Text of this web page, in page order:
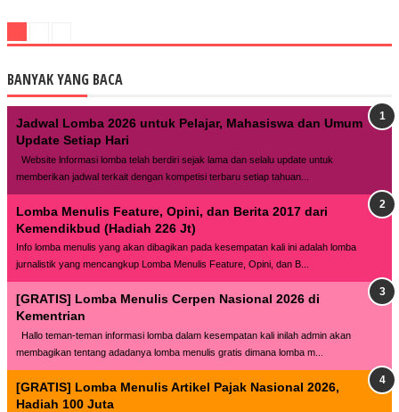
BANYAK YANG BACA
Jadwal Lomba 2026 untuk Pelajar, Mahasiswa dan Umum
Update Setiap Hari
Website lnformasi lomba telah berdiri sejak lama dan selalu update untuk
memberikan jadwal terkait dengan kompetisi terbaru setiap tahuan...
Lomba Menulis Feature, Opini, dan Berita 2017 dari
Kemendikbud (Hadiah 226 Jt)
Info lomba menulis yang akan dibagikan pada kesempatan kali ini adalah lomba
jurnalistik yang mencangkup Lomba Menulis Feature, Opini, dan B...
[GRATIS] Lomba Menulis Cerpen Nasional 2026 di
Kementrian
Hallo teman-teman informasi lomba dalam kesempatan kali inilah admin akan
membagikan tentang adadanya lomba menulis gratis dimana lomba m...
[GRATIS] Lomba Menulis Artikel Pajak Nasional 2026,
Hadiah 100 Juta